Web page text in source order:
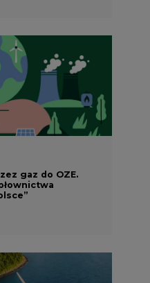
gaz do OZE.